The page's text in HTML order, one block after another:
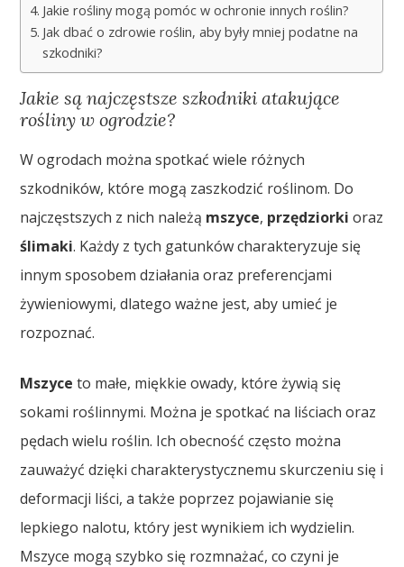
Jakie rośliny mogą pomóc w ochronie innych roślin?
Jak dbać o zdrowie roślin, aby były mniej podatne na
szkodniki?
Jakie są najczęstsze szkodniki atakujące
rośliny w ogrodzie?
W ogrodach można spotkać wiele różnych
szkodników, które mogą zaszkodzić roślinom. Do
najczęstszych z nich należą mszyce, przędziorki oraz
ślimaki. Każdy z tych gatunków charakteryzuje się
innym sposobem działania oraz preferencjami
żywieniowymi, dlatego ważne jest, aby umieć je
rozpoznać.
Mszyce to małe, miękkie owady, które żywią się
sokami roślinnymi. Można je spotkać na liściach oraz
pędach wielu roślin. Ich obecność często można
zauważyć dzięki charakterystycznemu skurczeniu się i
deformacji liści, a także poprzez pojawianie się
lepkiego nalotu, który jest wynikiem ich wydzielin.
Mszyce mogą szybko się rozmnażać, co czyni je